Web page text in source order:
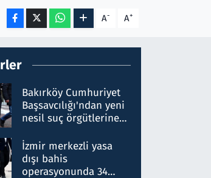
A- A+
Bakırköy Cumhuriyet
Başsavcılığı'ndan yeni
nesil suç örgütlerine
hakkında gözaltı kararı
İzmir merkezli yasa
dışı bahis
operasyonunda 34